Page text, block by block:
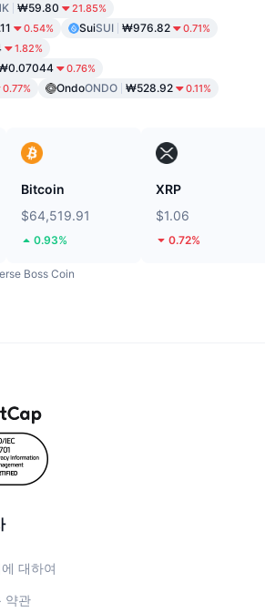
₩59.80 21.85%
0.54% SuiSUI ₩976.82 0.71%
1.82%
0.76%
0.77% OndoONDO ₩528.92 0.11%
Bitcoin
$64,519.91
0.93%
XRP
$1.06
0.72%
Boss Coin
대하여
약관